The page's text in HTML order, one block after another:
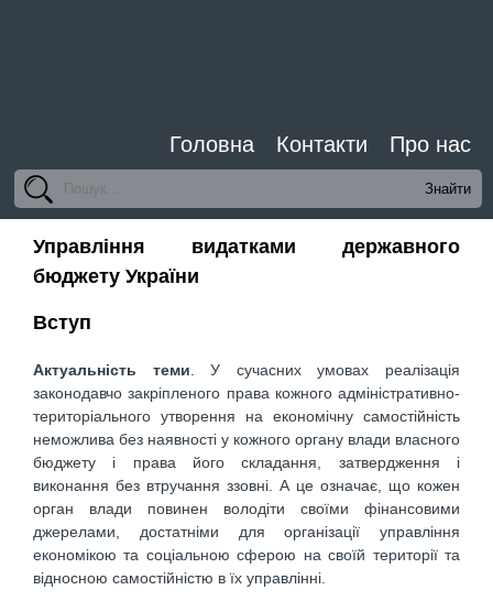
Головна Контакти Про нас
Управління видатками державного
бюджету України
Вступ
Актуальність теми. У сучасних умовах реалізація
законодавчо закріпленого права кожного адміністративно-
територіального утворення на економічну самостійність
неможлива без наявності у кожного органу влади власного
бюджету і права його складання, затвердження і
виконання без втручання ззовні. А це означає, що кожен
орган влади повинен володіти своїми фінансовими
джерелами, достатніми для організації управління
економікою та соціальною сферою на своїй території та
відносною самостійністю в їх управлінні.